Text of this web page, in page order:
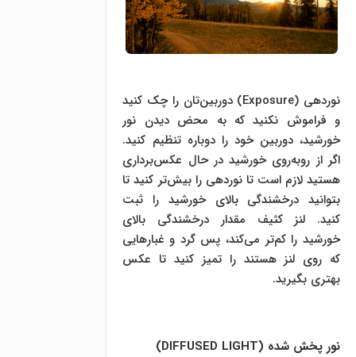
نوردهی (Exposure) دوربین‌تان را چک کنید
و فراموش نکنید که به محض دیدن نور
خورشید، دوربین خود را دوباره تنظیم کنید.
اگر از روبه‌روی خورشید در حال عکس‌برداری
هستید لازم است تا نوردهی را بیش‌تر کنید تا
بتوانید درخشندگی بالای خورشید را ثبت
کنید. لنز کثیف مقدار درخشندگی بالای
خورشید را کم‌تر می‌کند، پس گرد و غبار‌هایی
که روی لنز هستند را تمیز کنید تا عکس
بهتری بگیرید.
نور پخش شده (DIFFUSED LIGHT
)